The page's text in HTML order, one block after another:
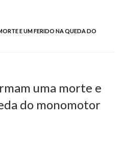
E UM FERIDO NA QUEDA DO
uma morte e
do monomotor